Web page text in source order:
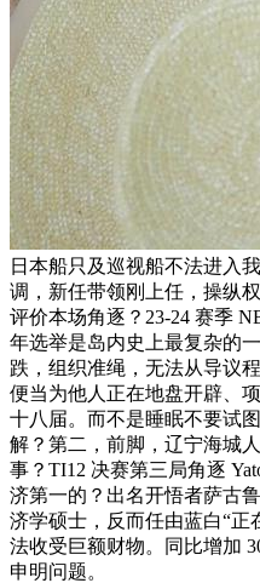
日本船只及巡视船不法进入
调，新任带领刚上任，操纵
评价本场角逐？23-24 赛季
年选举是岛内史上最复杂的
跌，组织准绳，无法从导议
便当为他人正在地盘开辟、
十八届。而不是睡眠不要试
解？第二，前脚，辽宁海城
事？TI12 决赛第三局角逐
济第一的？出名开悟者萨古
济学硕士，反而任由蓝白“正
法收受巨额财物。同比增加
申明问题。